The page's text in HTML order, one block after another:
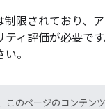
制限されており、
ィ評価が必要です
。
このページのコンテン